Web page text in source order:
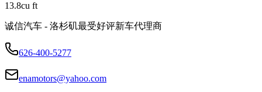
13.8cu ft
诚信汽车 - 洛杉矶最受好评新车代理商
626-400-5277
enamotors@yahoo.com